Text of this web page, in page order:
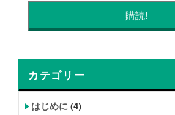
カテゴリー
はじめに(4)